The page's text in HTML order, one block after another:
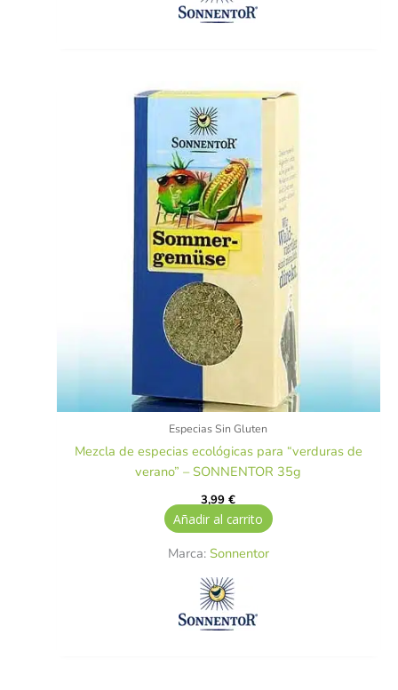
Especias Sin Gluten
Mezcla de especias ecológicas para “verduras de
verano” – SONNENTOR 35g
3,99€
Añadir al carrito
Marca: Sonnentor